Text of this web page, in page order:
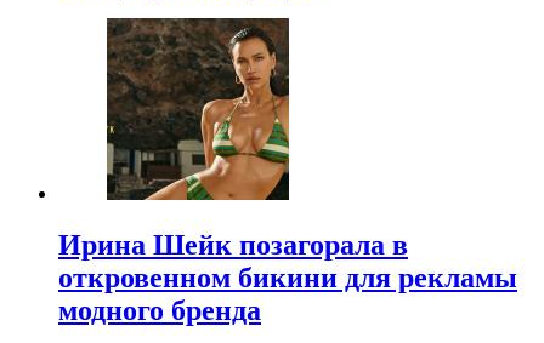
Ирина Шейк позагорала в
откровенном бикини для рекламы
модного бренда